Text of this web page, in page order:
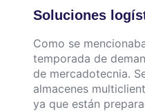
Soluciones
Como se
temporada de
de mercadotecnia.
almacenes
ya que están